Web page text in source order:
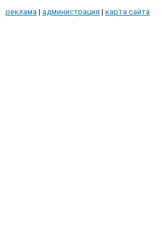
реклама | администрация | карта сайта